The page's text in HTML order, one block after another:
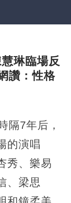
琳臨場反
讚：性格
隔7年后，
的演唱
秀、樂易
、梁思